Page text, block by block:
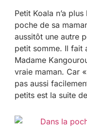
Petit Koala n’a
poche de sa
aussitôt une autre
petit somme. Il fait
Madame
vraie maman. Car
pas aussi
petits est la suite